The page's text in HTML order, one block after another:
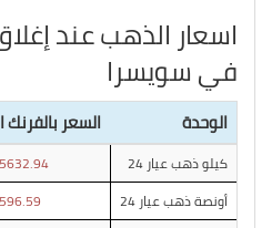
اسعار الذهب عند
في سويسرا
الوحدة السعر
كيلو ذهب عيار 24
أونصة ذهب عيار 24